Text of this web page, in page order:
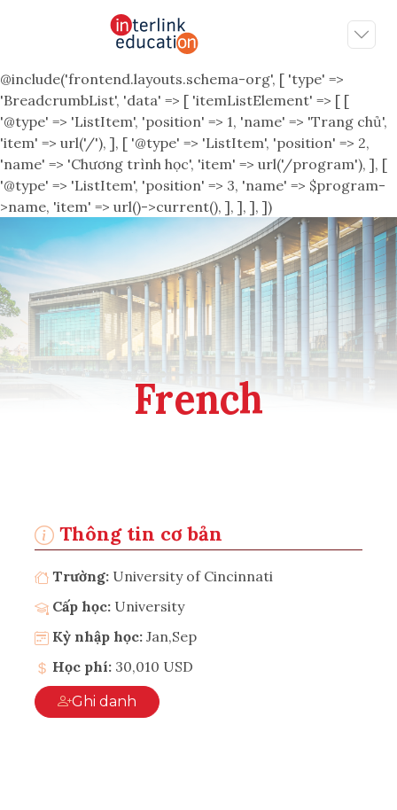
@include('frontend.layouts.schema-org', [ 'type' =>
'BreadcrumbList', 'data' => [ 'itemListElement' => [ [
'@type' => 'ListItem', 'position' => 1, 'name' => 'Trang chủ',
'item' => url('/'), ], [ '@type' => 'ListItem', 'position' => 2,
'name' => 'Chương trình học', 'item' => url('/program'), ], [
'@type' => 'ListItem', 'position' => 3, 'name' => $program-
>name, 'item' => url()->current(), ], ], ], ])
French
Thông tin cơ bản
Trường: University of Cincinnati
Cấp học: University
Kỳ nhập học: Jan,Sep
Học phí: 30,010 USD
Ghi danh